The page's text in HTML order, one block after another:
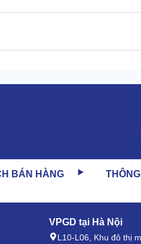
1 bình đựng chung cho cả
nên bình hóa chất được giữ
BÁN HÀNG
VPGD tại Hà Nội
L10-L06, Khu đô thị